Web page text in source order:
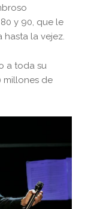
y 90, que le
la vejez.
a toda su
millones de